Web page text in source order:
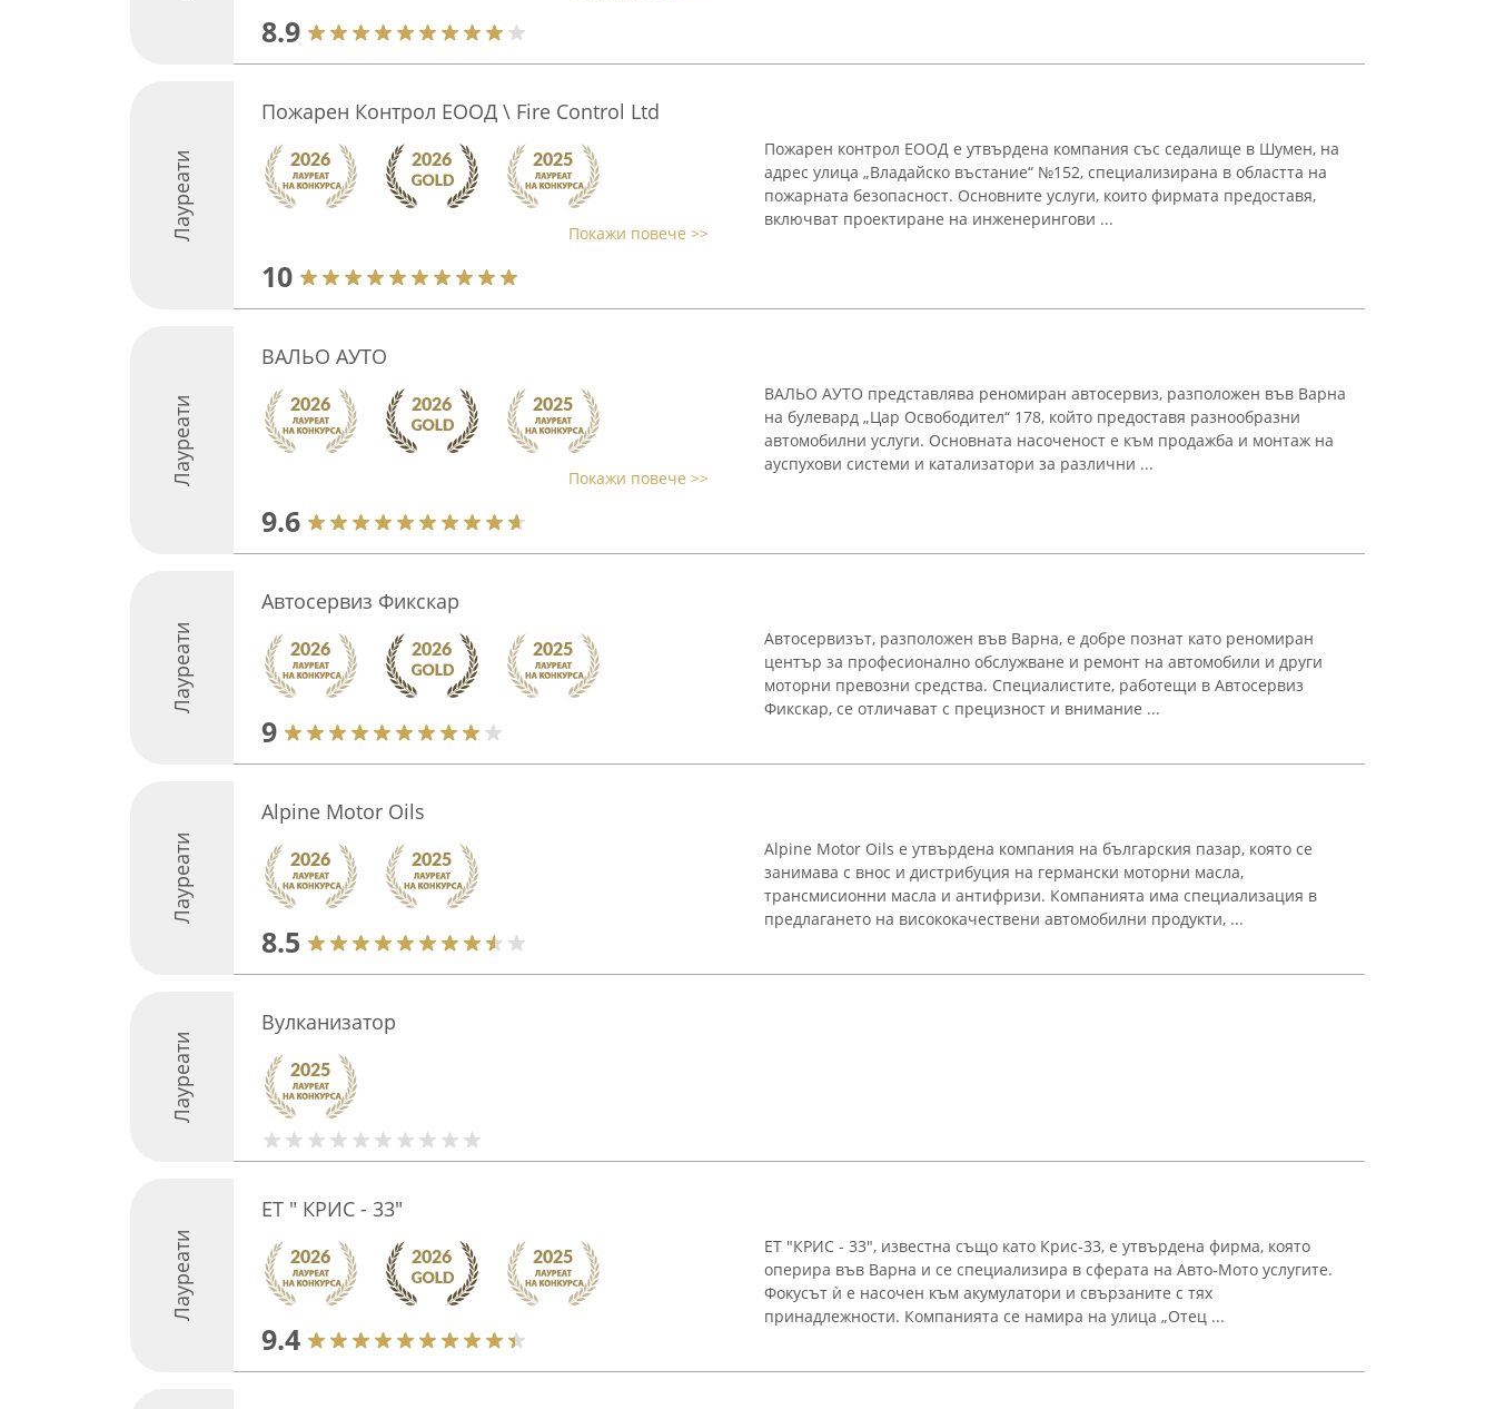
8.9
Лауреати
Пожарен Контрол ЕООД \ Fire Control Ltd
Покажи повече >>
10
Пожарен контрол ЕООД е утвърдена компания със седалище в Шумен, на
адрес улица „Владайско въстание“ №152, специализирана в областта на
пожарната безопасност. Основните услуги, които фирмата предоставя,
включват проектиране на инженерингови ...
Лауреати
ВАЛЬО АУТО
Покажи повече >>
9.6
ВАЛЬО АУТО представлява реномиран автосервиз, разположен във Варна
на булевард „Цар Освободител“ 178, който предоставя разнообразни
автомобилни услуги. Основната насоченост е към продажба и монтаж на
ауспухови системи и катализатори за различни ...
Лауреати
Автосервиз Фикскар
9
Автосервизът, разположен във Варна, е добре познат като реномиран
център за професионално обслужване и ремонт на автомобили и други
моторни превозни средства. Специалистите, работещи в Автосервиз
Фикскар, се отличават с прецизност и внимание ...
Лауреати
Alpine Motor Oils
8.5
Alpine Motor Oils е утвърдена компания на българския пазар, която се
занимава с внос и дистрибуция на германски моторни масла,
трансмисионни масла и антифризи. Компанията има специализация в
предлагането на висококачествени автомобилни продукти, ...
Лауреати
Вулканизатор
Лауреати
ЕТ " КРИС - 33"
9.4
ЕТ "КРИС - 33", известна също като Крис-33, е утвърдена фирма, която
оперира във Варна и се специализира в сферата на Авто-Мото услугите.
Фокусът ѝ е насочен към акумулатори и свързаните с тях
принадлежности. Компанията се намира на улица „Отец ...